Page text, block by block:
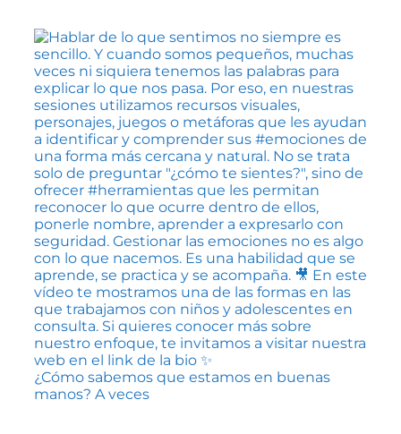
¿Cómo sabemos que estamos en buenas
manos? A veces